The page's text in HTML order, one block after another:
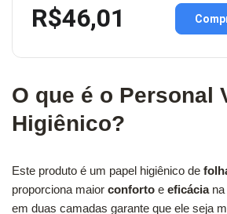
R$46,01
O que é o Personal
Higiênico?
Este produto é um papel higiênico de
proporciona maior conforto e eficáciana
em duas camadas garante que ele seja